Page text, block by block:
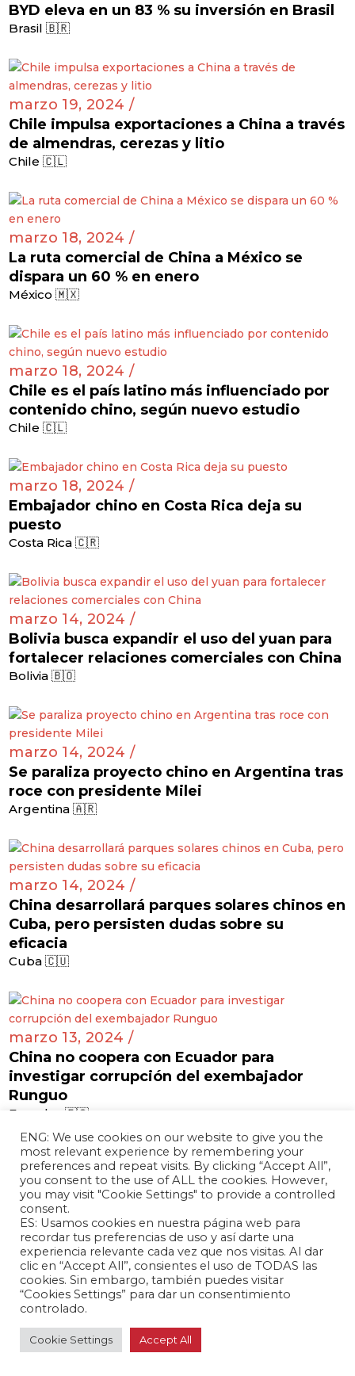
BYD eleva en un 83 % su inversión en Brasil
Brasil 🇧🇷
marzo 19, 2024 /
Chile impulsa exportaciones a China a través
de almendras, cerezas y litio
Chile 🇨🇱
marzo 18, 2024 /
La ruta comercial de China a México se
dispara un 60 % en enero
México 🇲🇽
marzo 18, 2024 /
Chile es el país latino más influenciado por
contenido chino, según nuevo estudio
Chile 🇨🇱
marzo 18, 2024 /
Embajador chino en Costa Rica deja su
puesto
Costa Rica 🇨🇷
marzo 14, 2024 /
Bolivia busca expandir el uso del yuan para
fortalecer relaciones comerciales con China
Bolivia 🇧🇴
marzo 14, 2024 /
Se paraliza proyecto chino en Argentina tras
roce con presidente Milei
Argentina 🇦🇷
marzo 14, 2024 /
China desarrollará parques solares chinos en
Cuba, pero persisten dudas sobre su
eficacia
Cuba 🇨🇺
marzo 13, 2024 /
China no coopera con Ecuador para
investigar corrupción del exembajador
Runguo
Ecuador 🇪🇨
marzo 13, 2024 /
Xu Xueyuan fue designada como nueva
embajadora de China en Panamá
Panamá 🇵🇦
Ciudad hondureña de San Pedro Sula se
ENG: We use cookies on our website to give you the
most relevant experience by remembering your
preferences and repeat visits. By clicking “Accept All”,
you consent to the use of ALL the cookies. However,
you may visit "Cookie Settings" to provide a controlled
consent.
ES: Usamos cookies en nuestra página web para
recordar tus preferencias de uso y así darte una
experiencia relevante cada vez que nos visitas. Al dar
clic en “Accept All”, consientes el uso de TODAS las
cookies. Sin embargo, también puedes visitar
“Cookies Settings” para dar un consentimiento
controlado.
Cookie Settings Accept All